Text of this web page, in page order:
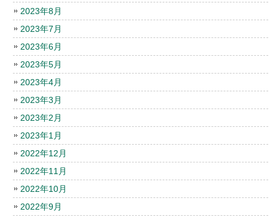
2023年8月
2023年7月
2023年6月
2023年5月
2023年4月
2023年3月
2023年2月
2023年1月
2022年12月
2022年11月
2022年10月
2022年9月